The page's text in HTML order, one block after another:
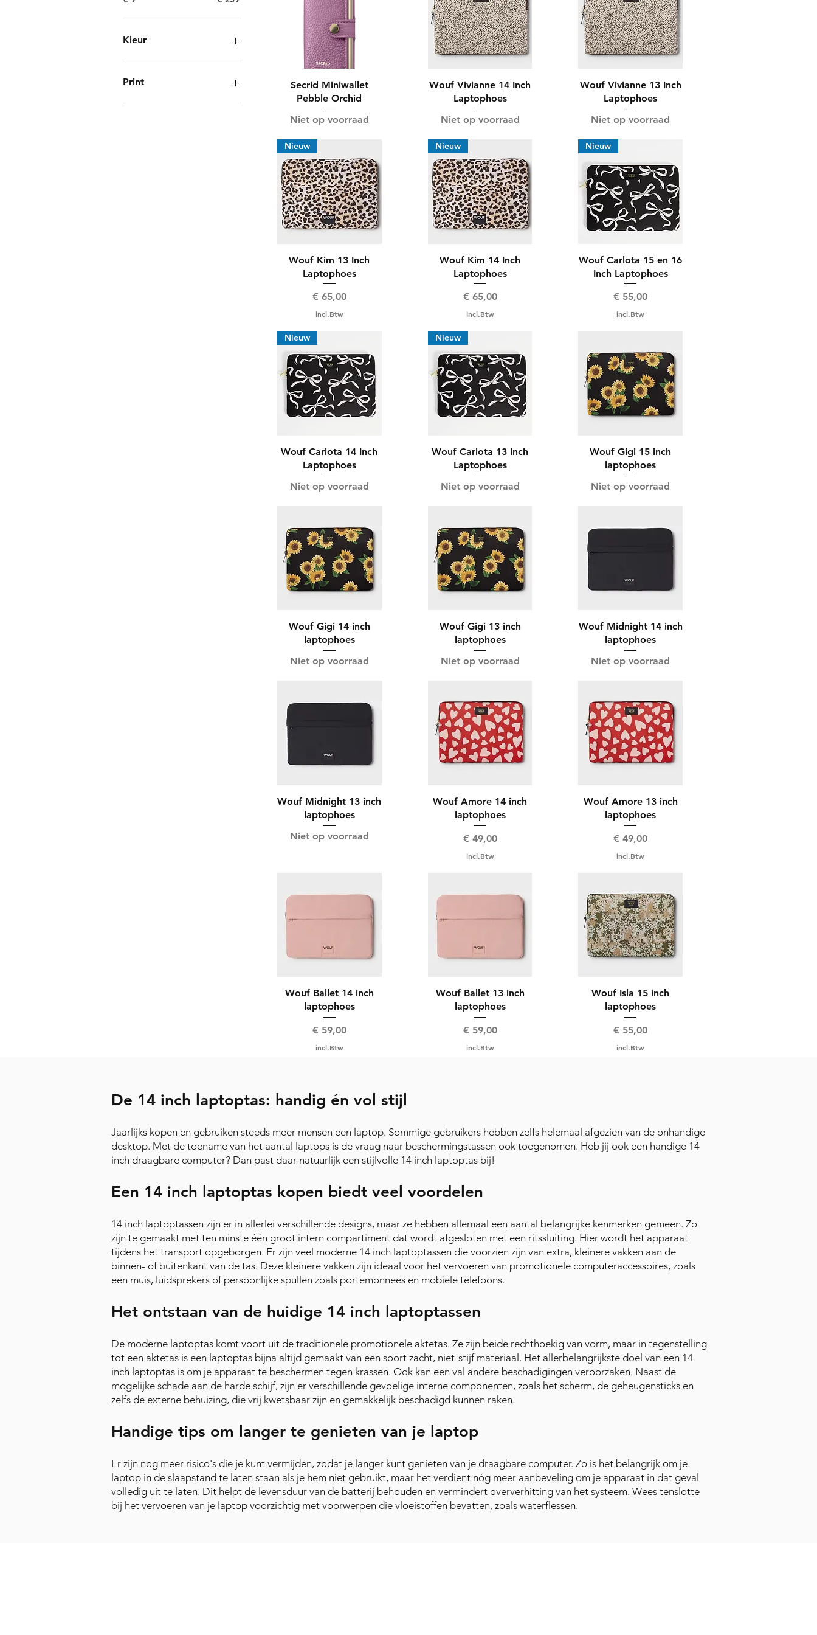
Kleur
Print
Secrid Miniwallet
Pebble Orchid
Niet op voorraad
Wouf Vivianne 14 Inch
Laptophoes
Niet op voorraad
Wouf Vivianne 13 Inch
Laptophoes
Niet op voorraad
Nieuw
Wouf Kim 13 Inch
Laptophoes
Prijs
€ 65,00
incl.Btw
Nieuw
Wouf Kim 14 Inch
Laptophoes
Prijs
€ 65,00
incl.Btw
Nieuw
Wouf Carlota 15 en 16
Inch Laptophoes
Prijs
€ 55,00
incl.Btw
Nieuw
Wouf Carlota 14 Inch
Laptophoes
Niet op voorraad
Nieuw
Wouf Carlota 13 Inch
Laptophoes
Niet op voorraad
Wouf Gigi 15 inch
laptophoes
Niet op voorraad
Wouf Gigi 14 inch
laptophoes
Niet op voorraad
Wouf Gigi 13 inch
laptophoes
Niet op voorraad
Wouf Midnight 14 inch
laptophoes
Niet op voorraad
Wouf Midnight 13 inch
laptophoes
Niet op voorraad
Wouf Amore 14 inch
laptophoes
Prijs
€ 49,00
incl.Btw
Wouf Amore 13 inch
laptophoes
Prijs
€ 49,00
incl.Btw
Wouf Ballet 14 inch
laptophoes
Prijs
€ 59,00
incl.Btw
Wouf Ballet 13 inch
laptophoes
Prijs
€ 59,00
incl.Btw
Wouf Isla 15 inch
laptophoes
Prijs
€ 55,00
incl.Btw
De 14 inch laptoptas: handig én vol stijl
Jaarlijks kopen en gebruiken steeds meer mensen een laptop. Sommige gebruikers hebben zelfs helemaal afgezien van de onhandige
desktop. Met de toename van het aantal laptops is de vraag naar beschermingstassen ook toegenomen. Heb jij ook een handige 14
inch draagbare computer? Dan past daar natuurlijk een stijlvolle 14 inch laptoptas bij!
Een 14 inch laptoptas kopen biedt veel voordelen
14 inch laptoptassen zijn er in allerlei verschillende designs, maar ze hebben allemaal een aantal belangrijke kenmerken gemeen. Zo
zijn te gemaakt met ten minste één groot intern compartiment dat wordt afgesloten met een ritssluiting. Hier wordt het apparaat
tijdens het transport opgeborgen. Er zijn veel moderne 14 inch laptoptassen die voorzien zijn van extra, kleinere vakken aan de
binnen- of buitenkant van de tas. Deze kleinere vakken zijn ideaal voor het vervoeren van promotionele computeraccessoires, zoals
een muis, luidsprekers of persoonlijke spullen zoals portemonnees en mobiele telefoons.
Het ontstaan van de huidige 14 inch laptoptassen
De moderne laptoptas komt voort uit de traditionele promotionele aktetas. Ze zijn beide rechthoekig van vorm, maar in tegenstelling
tot een aktetas is een laptoptas bijna altijd gemaakt van een soort zacht, niet-stijf materiaal. Het allerbelangrijkste doel van een 14
inch laptoptas is om je apparaat te beschermen tegen krassen. Ook kan een val andere beschadigingen veroorzaken. Naast de
mogelijke schade aan de harde schijf, zijn er verschillende gevoelige interne componenten, zoals het scherm, de geheugensticks en
zelfs de externe behuizing, die vrij kwetsbaar zijn en gemakkelijk beschadigd kunnen raken.
Handige tips om langer te genieten van je laptop
Er zijn nog meer risico's die je kunt vermijden, zodat je langer kunt genieten van je draagbare computer. Zo is het belangrijk om je
laptop in de slaapstand te laten staan als je hem niet gebruikt, maar het verdient nóg meer aanbeveling om je apparaat in dat geval
volledig uit te laten. Dit helpt de levensduur van de batterij behouden en vermindert oververhitting van het systeem. Wees tenslotte
bij het vervoeren van je laptop voorzichtig met voorwerpen die vloeistoffen bevatten, zoals waterflessen.